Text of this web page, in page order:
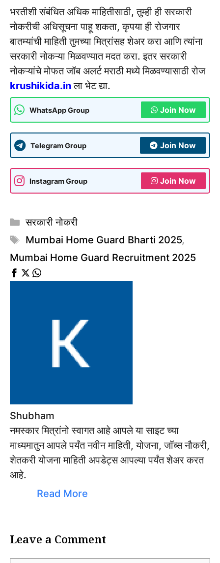
भरतीशी संबंधित अधिक माहितीसाठी, तुम्ही ही सरकारी
नोकरीची अधिसूचना पाहू शकता, कृपया ही रोजगार
बातम्यांची माहिती तुमच्या मित्रांसह शेअर करा आणि त्यांना
सरकारी नोकऱ्या मिळवण्यात मदत करा. इतर सरकारी
नोकऱ्यांचे मोफत जॉब अलर्ट मराठी मध्ये मिळवण्यासाठी रोज
krushikida.inला भेट द्या.
WhatsApp Group Join Now
Telegram Group Join Now
Instagram Group Join Now
Categories
सरकारी नोकरी
Tags
Mumbai Home Guard Bharti 2025,
Mumbai Home Guard Recruitment 2025
Shubham
नमस्कार मित्रांनो स्वागत आहे आपले या साइट च्या
माध्यमातुन आपले पर्यंत नवीन माहिती, योजना, जॉब्स नौकरी,
शेतकरी योजना माहिती अपडेट्स आपल्या पर्यंत शेअर करत
आहे.
Read More
Leave a Comment